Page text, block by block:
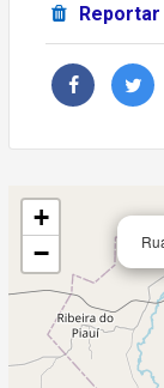
Reportar
+
−